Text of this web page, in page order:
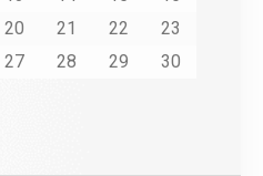
20 21 22
23
27 28 29 30